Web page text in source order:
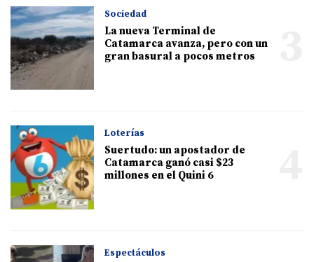
Sociedad
La nueva Terminal de
Catamarca avanza, pero con un
gran basural a pocos metros
Loterías
Suertudo: un apostador de
Catamarca ganó casi $23
millones en el Quini 6
Espectáculos